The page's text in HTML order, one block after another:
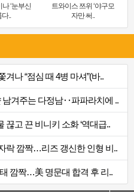
‘눈부신
..
트와이스 쯔위 ‘야구모
자만 써..
나 “점심 때 4병 마셔”(바..
남겨주는 다정남‥파파라치에 ..
고 끈 비니키 소화 ‘역대급..
락 깜짝…리즈 갱신한 인형 비..
깜짝…美 명문대 합격 후 리..